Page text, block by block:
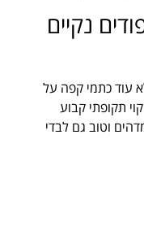
נקיים
עוד כתמי קפה על
תקופתי קבוע
וטוב גם לבדי